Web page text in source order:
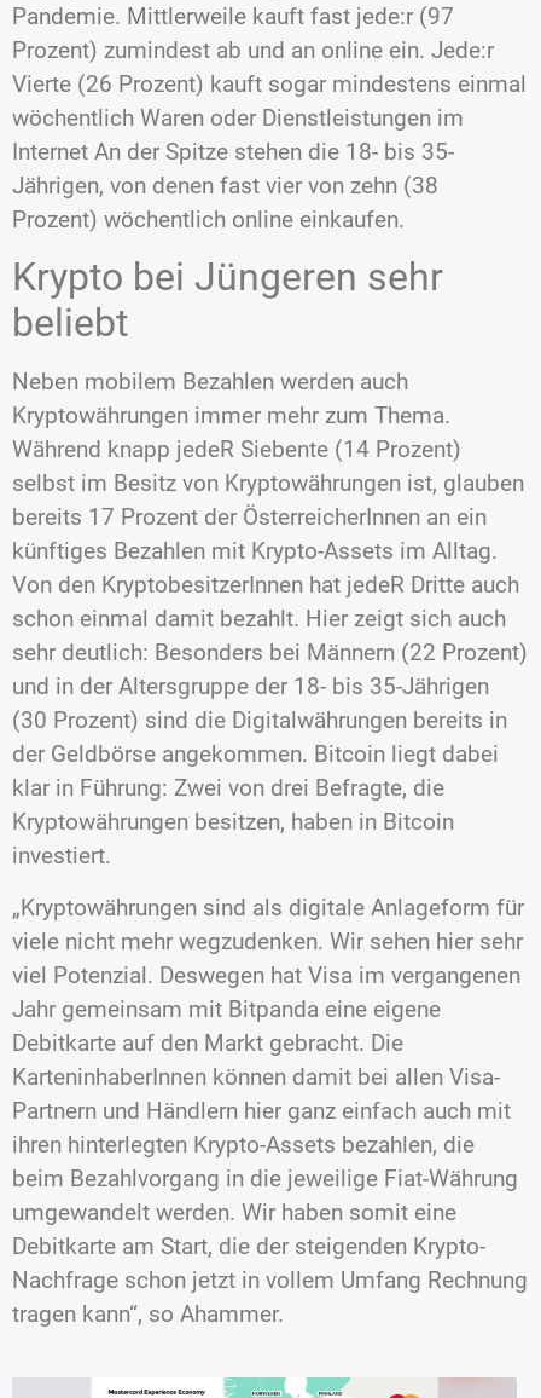
Pandemie. Mittlerweile kauft fast jede:r (97
Prozent) zumindest ab und an online ein. Jede:r
Vierte (26 Prozent) kauft sogar mindestens einmal
wöchentlich Waren oder Dienstleistungen im
Internet An der Spitze stehen die 18- bis 35-
Jährigen, von denen fast vier von zehn (38
Prozent) wöchentlich online einkaufen.
Krypto bei Jüngeren sehr
beliebt
Neben mobilem Bezahlen werden auch
Kryptowährungen immer mehr zum Thema.
Während knapp jedeR Siebente (14 Prozent)
selbst im Besitz von Kryptowährungen ist, glauben
bereits 17 Prozent der ÖsterreicherInnen an ein
künftiges Bezahlen mit Krypto-Assets im Alltag.
Von den KryptobesitzerInnen hat jedeR Dritte auch
schon einmal damit bezahlt. Hier zeigt sich auch
sehr deutlich: Besonders bei Männern (22 Prozent)
und in der Altersgruppe der 18- bis 35-Jährigen
(30 Prozent) sind die Digitalwährungen bereits in
der Geldbörse angekommen. Bitcoin liegt dabei
klar in Führung: Zwei von drei Befragte, die
Kryptowährungen besitzen, haben in Bitcoin
investiert.
„Kryptowährungen sind als digitale Anlageform für
viele nicht mehr wegzudenken. Wir sehen hier sehr
viel Potenzial. Deswegen hat Visa im vergangenen
Jahr gemeinsam mit Bitpanda eine eigene
Debitkarte auf den Markt gebracht. Die
KarteninhaberInnen können damit bei allen Visa-
Partnern und Händlern hier ganz einfach auch mit
ihren hinterlegten Krypto-Assets bezahlen, die
beim Bezahlvorgang in die jeweilige Fiat-Währung
umgewandelt werden. Wir haben somit eine
Debitkarte am Start, die der steigenden Krypto-
Nachfrage schon jetzt in vollem Umfang Rechnung
tragen kann“, so Ahammer.